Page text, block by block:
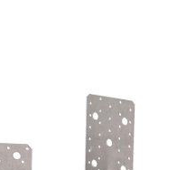
+ WBR170